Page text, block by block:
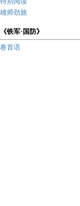
雄师劲旅
《铁军·国防》
卷首语